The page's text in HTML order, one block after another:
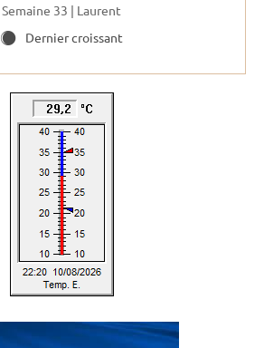
Semaine 33 | Laurent
Y
Dernier croissant